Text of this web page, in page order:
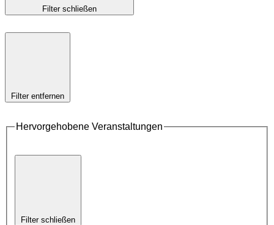
Filter schließen
Filter entfernen
Hervorgehobene Veranstaltungen
Filter schließen